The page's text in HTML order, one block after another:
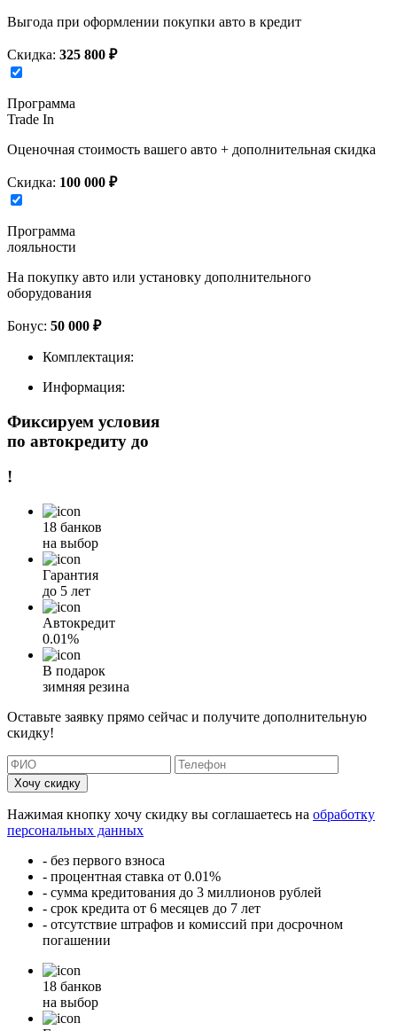
Выгода при оформлении покупки авто в кредит
Скидка: 325 800 ₽
Программа
Trade In
Оценочная стоимость вашего авто + дополнительная скидка
Скидка: 100 000 ₽
Программа
лояльности
На покупку авто или установку дополнительного
оборудования
Бонус: 50 000 ₽
Комплектация:
Информация:
Фиксируем условия
по автокредиту до
!
18 банков
на выбор
Гарантия
до 5 лет
Автокредит
0.01%
В подарок
зимняя резина
Оставьте заявку прямо сейчас и получите дополнительную
скидку!
Хочу скидку
Нажимая кнопку хочу скидку вы соглашаетесь на обработку
персональных данных
- без первого взноса
- процентная ставка от 0.01%
- сумма кредитования до 3 миллионов рублей
- срок кредита от 6 месяцев до 7 лет
- отсутствие штрафов и комиссий при досрочном
погашении
18 банков
на выбор